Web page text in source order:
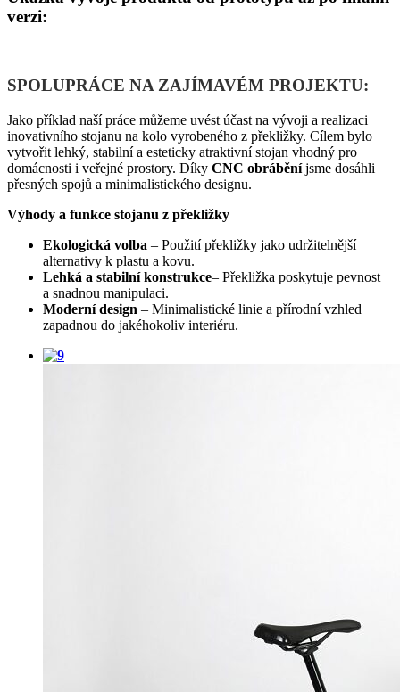
verzi:
SPOLUPRÁCE NA ZAJÍMAVÉM PROJEKTU:
Jako příklad naší práce můžeme uvést účast na vývoji a realizaci
inovativního stojanu na kolo vyrobeného z překližky. Cílem bylo
vytvořit lehký, stabilní a esteticky atraktivní stojan vhodný pro
domácnosti i veřejné prostory. Díky CNC obráběníjsme dosáhli
přesných spojů a minimalistického designu.
Výhody a funkce stojanu z překližky
Ekologická volba – Použití překližky jako udržitelnější
alternativy k plastu a kovu.
Lehká a stabilní konstrukce– Překližka poskytuje pevnost
a snadnou manipulaci.
Moderní design – Minimalistické linie a přírodní vzhled
zapadnou do jakéhokoliv interiéru.